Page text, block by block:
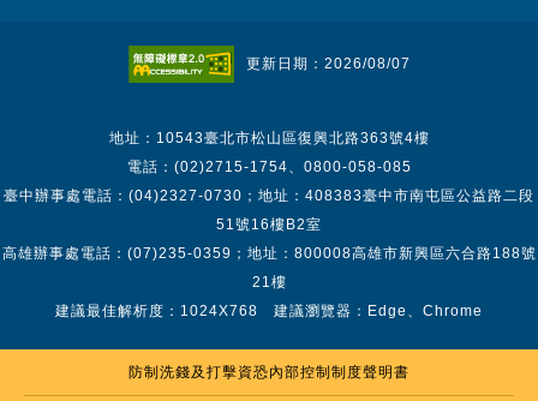
更新日期：2026/08/07
地址：10543臺北市松山區復興北路363號4樓
電話：(02)2715-1754、0800-058-085
臺中辦事處電話：(04)2327-0730；地址：408383臺中市南屯區公益路二段
51號16樓B2室
高雄辦事處電話：(07)235-0359；地址：800008高雄市新興區六合路188號
21樓
建議最佳解析度：1024X768 建議瀏覽器：Edge、Chrome
防制洗錢及打擊資恐內部控制制度聲明書